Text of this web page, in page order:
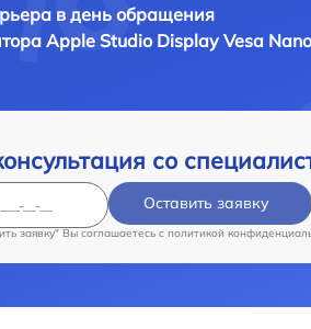
в день обращения
Apple Studio Display Vesa
со
Оставить заявку
заявку" Вы соглашаетесь c политикой